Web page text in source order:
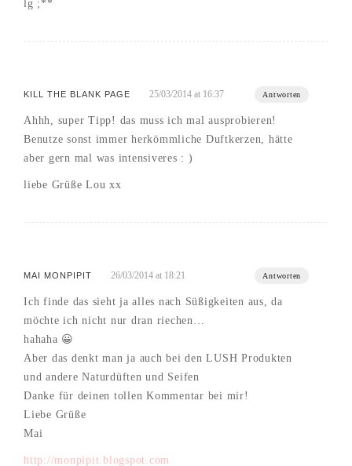
lg ;**
KILL THE BLANK PAGE 25/03/2014 at 16:37 Antworten
Ahhh, super Tipp! das muss ich mal ausprobieren!
Benutze sonst immer herkömmliche Duftkerzen, hätte
aber gern mal was intensiveres : )
liebe Grüße Lou xx
MAI MONPIPIT 26/03/2014 at 18:21 Antworten
Ich finde das sieht ja alles nach Süßigkeiten aus, da
möchte ich nicht nur dran riechen…
hahaha 😀
Aber das denkt man ja auch bei den LUSH Produkten
und andere Naturdüften und Seifen
Danke für deinen tollen Kommentar bei mir!
Liebe Grüße
Mai
http://monpipit.blogspot.com